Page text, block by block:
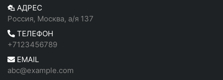
АДРЕС
Россия, Москва, а/я 137
ТЕЛЕФОН
+7123456789
EMAIL
abc@example.com